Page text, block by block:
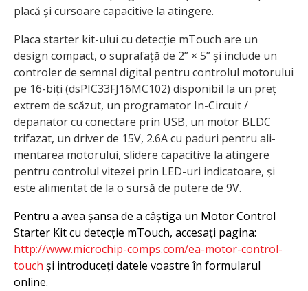
placă și cursoare capacitive la atingere.
Placa starter kit-ului cu detecție mTouch are un
design compact, o suprafață de 2” × 5” și include un
controler de semnal digital pentru controlul motorului
pe 16-biți (dsPIC33FJ16MC102) disponibil la un preț
extrem de scăzut, un programator In-Circuit /
depanator cu conectare prin USB, un motor BLDC
trifazat, un driver de 15V, 2.6A cu paduri pentru ali­
mentarea motorului, slidere capacitive la atingere
pentru controlul vitezei prin LED-uri indicatoare, și
este alimentat de la o sursă de putere de 9V.
Pentru a avea șansa de a câștiga un Motor Control
Starter Kit cu detecție mTouch, accesaţi pagina:
http://www.microchip-comps.com/ea-motor-control-
touch și introduceți datele voastre în formularul
online.